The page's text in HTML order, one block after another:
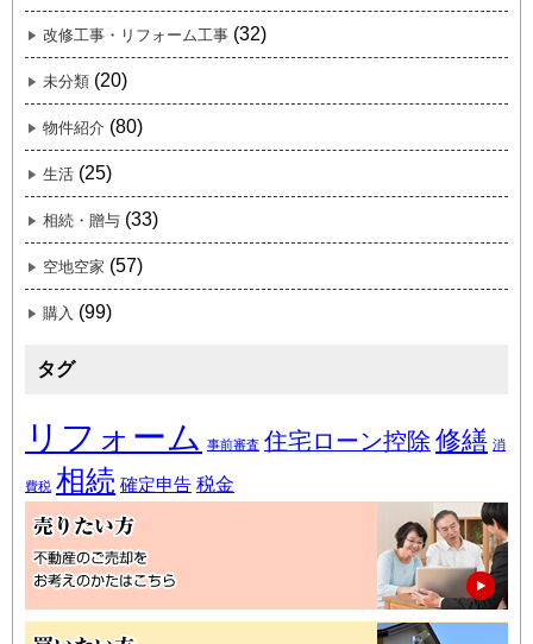
改修工事・リフォーム工事 (32)
未分類 (20)
物件紹介 (80)
生活 (25)
相続・贈与 (33)
空地空家 (57)
購入 (99)
タグ
リフォーム 事前審査 住宅ローン控除 修繕 消
費税 相続 確定申告 税金